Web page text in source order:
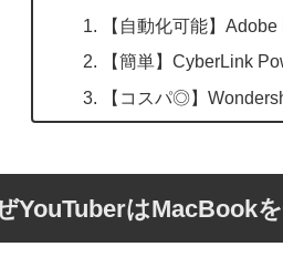
【自動化可能】
【簡単】CyberLink
【コスパ◎】
YouTuberはMacBook